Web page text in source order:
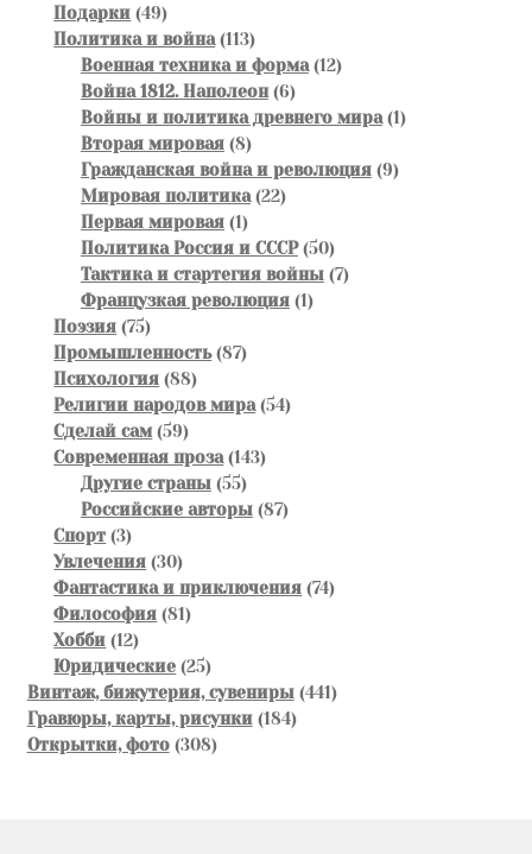
Подарки 4949
товаров
Политика и война 113113
товаров
Военная техника и форма 1212
Война 1812. Наполеон 66
товаров
Войны и политика древнего мира 11
Вторая мировая 88
товаров
Гражданская война и революция 99
Мировая политика 2222
Первая мировая 11
товар
Политика Россия и СССР 5050
товаров
Тактика и стартегия войны 77
Французкая революция 11
Поэзия 7575
товаров
Промышленность 8787
Психология 8888
товаров
Религии народов мира 5454
Сделай сам 5959
товаров
Современная проза 143143
Другие страны 5555
товаров
Российские авторы 8787
Спорт 33
товара
Увлечения 3030
товаров
Фантастика и приключения 7474
Философия 8181
Хобби 1212
товаров
Юридические 2525
товаров
Винтаж, бижутерия, сувениры 441441
Гравюры, карты, рисунки 184184
Открытки, фото 308308